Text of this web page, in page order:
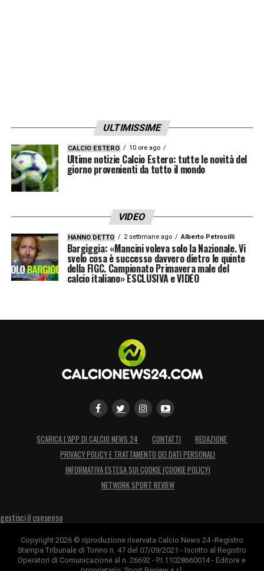
ULTIMISSIME
CALCIO ESTERO 10 ore ago
Ultime notizie Calcio Estero: tutte le novità del
giorno provenienti da tutto il mondo
VIDEO
HANNO DETTO 2 settimane ago Alberto Petrosilli
Bargiggia: «Mancini voleva solo la Nazionale. Vi
svelo cosa è successo davvero dietro le quinte
della FIGC. Campionato Primavera male del
calcio italiano» ESCLUSIVA e VIDEO
SCARICA L’APP DI CALCIO NEWS 24 CONTATTI
REDAZIONE
PRIVACY POLICY E TRATTAMENTO DEI DATI PERSONALI
INFORMATIVA ESTESA SUI COOKIE (COOKIE POLICY)
NETWORK SPORT REVIEW
gestisci il consenso
Copyright 2026 © riproduzione riservata Calcio News 24 -Registro
Stampa Tribunale di Torino n. 47 del 07/09/2021 - Iscritto al Registro
Operatori di Comunicazione al n. 26692 - P.I.11028660014 - Editore e